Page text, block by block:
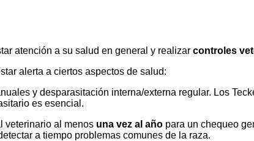
atención a su salud en general y realizar controles
alerta a ciertos aspectos de salud:
y desparasitación interna/externa regular. Los
es esencial.
veterinario al menos una vez al año para un chequeo
a tiempo problemas comunes de la raza.